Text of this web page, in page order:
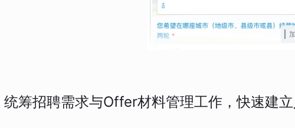
统筹招聘需求与Offer材料管理工作，快速建